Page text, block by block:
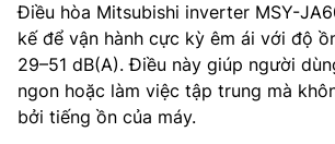
Điều hòa Mitsubishi inverter MSY-
kế để vận hành cực kỳ êm ái với độ
29–51 dB(A). Điều này giúp người
ngon hoặc làm việc tập trung mà
bởi tiếng ồn của máy.